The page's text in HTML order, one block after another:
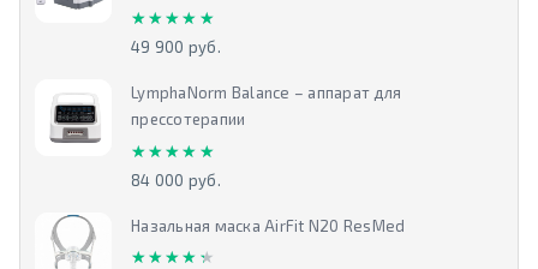
★★★★★
★★★★★
49 900 руб.
LymphaNorm Balance – аппарат для
прессотерапии
★★★★★
★★★★★
84 000 руб.
Назальная маска AirFit N20 ResMed
★★★★★
★★★★★